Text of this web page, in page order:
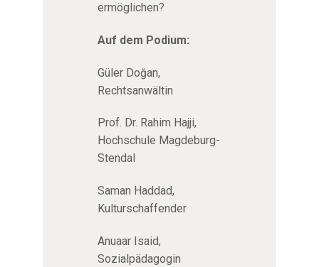
ermöglichen?
Auf dem Podium:
Güler Doğan,
Rechtsanwältin
Prof. Dr. Rahim Hajji,
Hochschule Magdeburg-
Stendal
Saman Haddad,
Kulturschaffender
Anuaar Isaid,
Sozialpädagogin